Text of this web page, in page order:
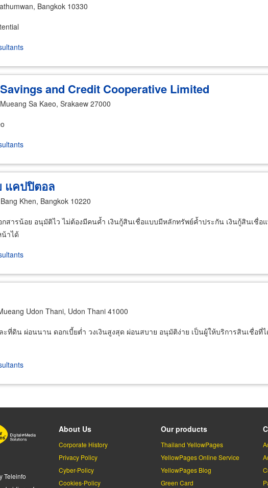
Bangkok 10330
and Credit Cooperative Limited
Sa Kaeo, Srakaew 27000
แคปปิตอล
Khen, Bangkok 10220
สารน้อย อนุมัติไว ไม่ต้องมีคนค้ำ เงินกู้สินเชื่อแบบมีหลักทรัพย์ค้ำประกัน เงินกู้สินเชื่
าได้
Udon Thani, Udon Thani 41000
ที่ดิน ผ่อนนาน ดอกเบี้ยต่ำ วงเงินสูงสุด ผ่อนสบาย อนุมัติง่าย เป็นผู้ให้บริการสินเชื่อ
Teleinfo
About Us
Corporate History
Privacy Policy
Cyber-Policy
Cookies-Policy
Our products
Thailand YellowPages
YellowPages Online Service
YellowPages Blog
Green Card